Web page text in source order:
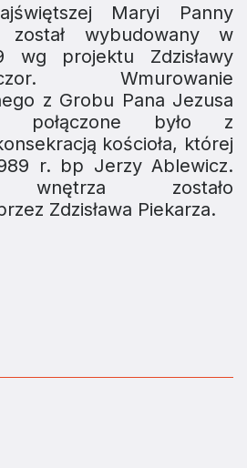
Maryi Panny
został wybudowany w
wg projektu Zdzisławy
Wmurowanie
z Grobu Pana Jezusa
połączone było z
kościoła, której
r. bp Jerzy Ablewicz.
wnętrza zostało
Zdzisława Piekarza.